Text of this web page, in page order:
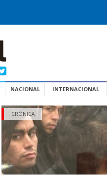
NACIONAL INTERNACIONAL
CRÓNICA